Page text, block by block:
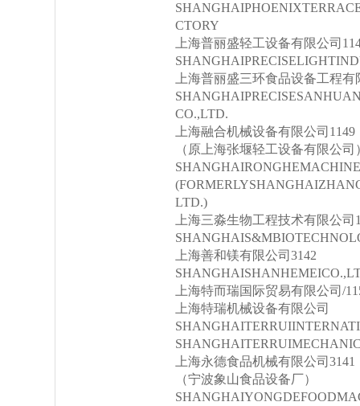
CTORY
上海普丽盛轻工设备有限公司
上海普丽盛三环食品设备工程有
CO.,LTD.
上海融合机械设备有限公司1149
（原上海张堰轻工设备有限公司
LTD.)
上海三淼生物工程技术有限公司
上海善和镁有限公司3142
上海特而瑞国际贸易有限公司/
上海特瑞机械设备有限公司
上海永德食品机械有限公司3141
（宁波象山食品设备厂）